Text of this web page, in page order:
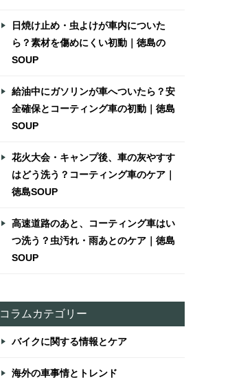
日焼け止め・虫よけが車内についた
ら？素材を傷めにくい初動｜徳島の
SOUP
給油中にガソリンが車へついたら？安
全確保とコーティング車の初動｜徳島
SOUP
花火大会・キャンプ後、車の灰やすす
はどう洗う？コーティング車のケア｜
徳島SOUP
高速道路のあと、コーティング車はい
つ洗う？虫汚れ・雨あとのケア｜徳島
SOUP
コラムカテゴリー
バイクに関する情報とケア
海外の車事情とトレンド